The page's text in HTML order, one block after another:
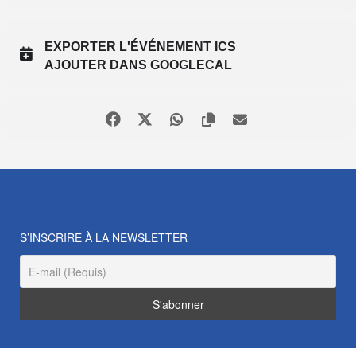
EXPORTER L'ÉVÉNEMENT ICS
AJOUTER DANS GOOGLECAL
S’INSCRIRE À LA NEWSLETTER